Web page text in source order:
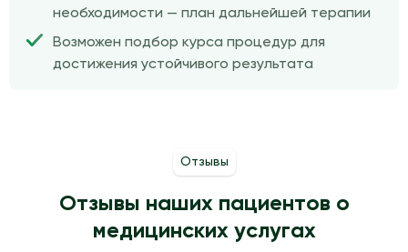
необходимости — план дальнейшей терапии
Возможен подбор курса процедур для
достижения устойчивого результата
Отзывы
Отзывы наших пациентов о
медицинских услугах